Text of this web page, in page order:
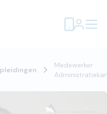
Medewerker